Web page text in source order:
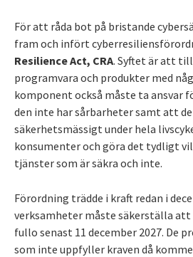
För att råda bot på bristande
fram och infört
Resilience Act, CRA. Syftet är att
programvara och produkter med
komponent också måste ta ansvar
den inte har sårbarheter samt att
säkerhetsmässigt under hela
konsumenter och göra det tydligt
tjänster som är säkra och inte.
Förordning trädde i kraft redan i
verksamheter måste säkerställa
fullo senast 11 december 2027. De
som inte uppfyller kraven då